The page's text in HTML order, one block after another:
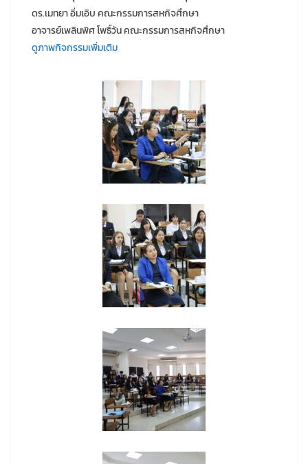
ดร.เมทยา อิ่มเอิบ คณะกรรมการสหกิจศึกษา
อาจารย์เพลินพิศ โพธิ์วัน คณะกรรมการสหกิจศึกษา
ดูภาพกิจกรรมเพิ่มเติม